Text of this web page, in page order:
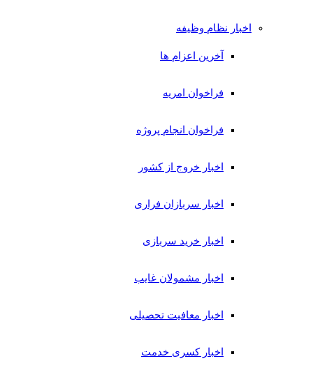
اخبار نظام وظیفه
آخرین اعزام ها
فراخوان امریه
فراخوان انجام پروژه
اخبار خروج از کشور
اخبار سربازان فراری
اخبار خرید سربازی
اخبار مشمولان غایب
اخبار معافیت تحصیلی
اخبار کسری خدمت